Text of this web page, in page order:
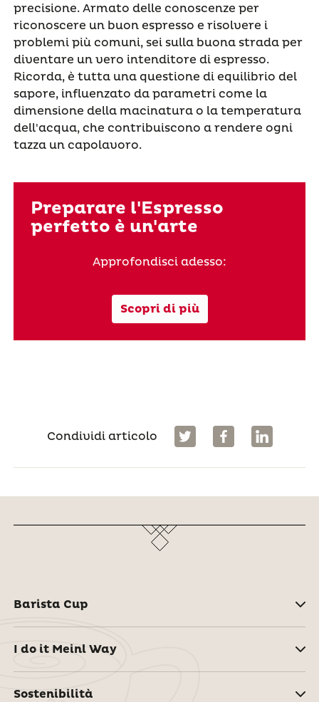
precisione. Armato delle conoscenze per
riconoscere un buon espresso e risolvere i
problemi più comuni, sei sulla buona strada per
diventare un vero intenditore di espresso.
Ricorda, è tutta una questione di equilibrio del
sapore, influenzato da parametri come la
dimensione della macinatura o la temperatura
dell'acqua, che contribuiscono a rendere ogni
tazza un capolavoro.
Preparare l'Espresso
perfetto è un'arte
Approfondisci adesso:
Scopri di più
Condividi articolo
Barista Cup
I do it Meinl Way
Sostenibilità